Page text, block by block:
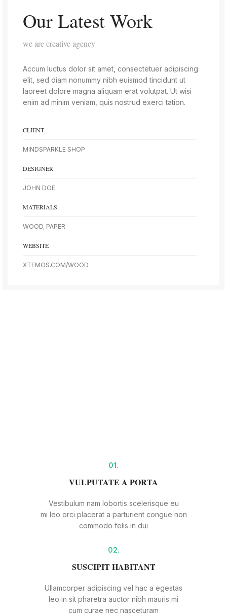
Our Latest Work
we are creative agency
Accum luctus dolor sit amet, consectetuer adipiscing
elit, sed diam nonummy nibh euismod tincidunt ut
laoreet dolore magna aliquam erat volutpat. Ut wisi
enim ad minim veniam, quis nostrud exerci tation.
CLIENT
MINDSPARKLE SHOP
DESIGNER
JOHN DOE
MATERIALS
WOOD, PAPER
WEBSITE
XTEMOS.COM/WOOD
01.
VULPUTATE A PORTA
Vestibulum nam lobortis scelerisque eu
mi leo orci placerat a parturient congue non
commodo felis in dui
02.
SUSCIPIT HABITANT
Ullamcorper adipiscing vel hac a egestas
leo in sit pharetra auctor nibh mauris mi
cum curae nec nasceturam